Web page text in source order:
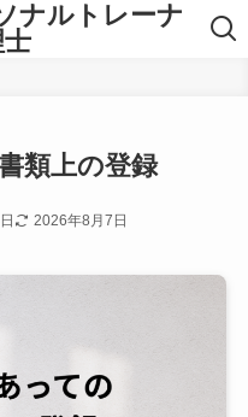
ナルトレーナ
類上の登録
2026年8月7日